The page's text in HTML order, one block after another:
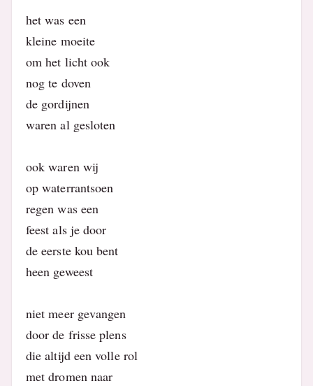
het was een
kleine moeite
om het licht ook
nog te doven
de gordijnen
waren al gesloten
ook waren wij
op waterrantsoen
regen was een
feest als je door
de eerste kou bent
heen geweest
niet meer gevangen
door de frisse plens
die altijd een volle rol
met dromen naar